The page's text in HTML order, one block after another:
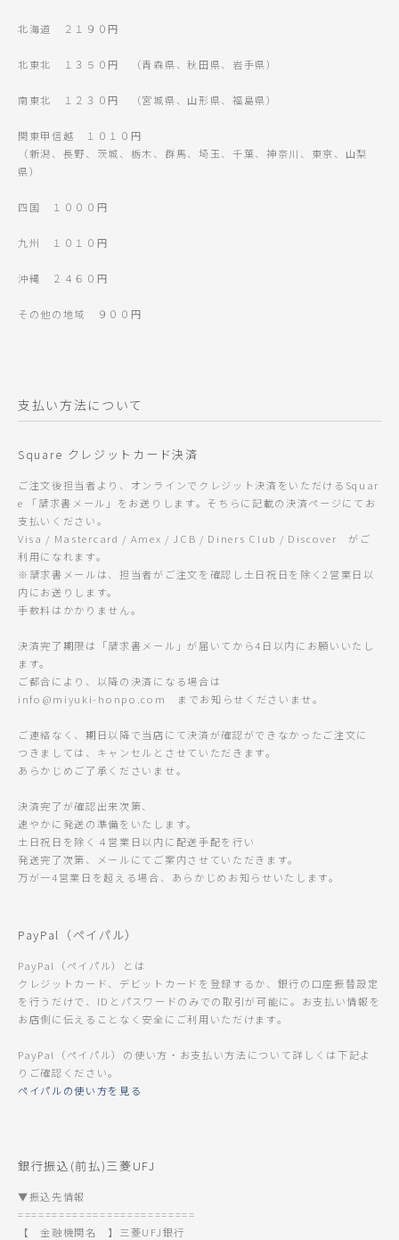
北海道 ２１９０円
北東北 １３５０円 （青森県、秋田県、岩手県）
南東北 １２３０円 （宮城県、山形県、福島県）
関東甲信越 １０１０円
（新潟、長野、茨城、栃木、群馬、埼玉、千葉、神奈川、東京、山梨
県）
四国 １０００円
九州 １０１０円
沖縄 ２４６０円
その他の地域 ９００円
支払い方法について
Square クレジットカード決済
ご注文後担当者より、オンラインでクレジット決済をいただけるSquar
e 「請求書メール」をお送りします。そちらに記載の決済ページにてお
支払いください。
Visa / Mastercard / Amex / JCB / Diners Club / Discover がご
利用になれます。
※請求書メールは、担当者がご注文を確認し土日祝日を除く2営業日以
内にお送りします。
手数料はかかりません。
決済完了期限は「請求書メール」が届いてから4日以内にお願いいたし
ます。
ご都合により、以降の決済になる場合は
info@miyuki-honpo.com までお知らせくださいませ。
ご連絡なく、期日以降で当店にて決済が確認ができなかったご注文に
つきましては、キャンセルとさせていただきます。
あらかじめご了承くださいませ。
決済完了が確認出来次第、
速やかに発送の準備をいたします。
土日祝日を除く４営業日以内に配送手配を行い
発送完了次第、メールにてご案内させていただきます。
万が一4営業日を超える場合、あらかじめお知らせいたします。
PayPal（ペイパル）
PayPal（ペイパル）とは
クレジットカード、デビットカードを登録するか、銀行の口座振替設定
を行うだけで、IDとパスワードのみでの取引が可能に。お支払い情報を
お店側に伝えることなく安全にご利用いただけます。
PayPal（ペイパル）の使い方・お支払い方法について詳しくは下記よ
りご確認ください。
ペイパルの使い方を見る
銀行振込(前払)三菱UFJ
▼振込先情報
==========================
【 金融機関名 】三菱UFJ銀行